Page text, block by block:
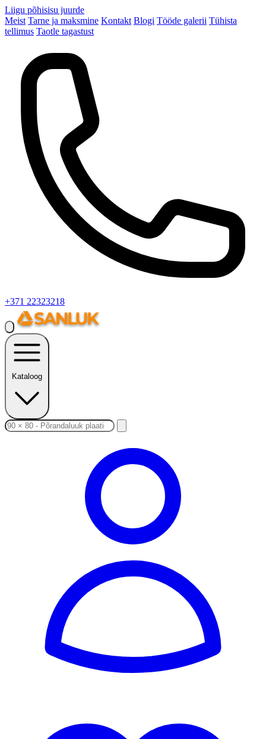
Liigu põhisisu juurde
Meist Tarne ja maksmine Kontakt Blogi Tööde galerii Tühista
tellimus Taotle tagastust
+371 22323218
Kataloog